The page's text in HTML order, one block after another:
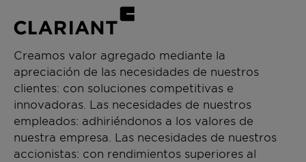
Creamos valor agregado mediante la
apreciación de las necesidades de nuestros
clientes: con soluciones competitivas e
innovadoras. Las necesidades de nuestros
empleados: adhiriéndonos a los valores de
nuestra empresa. Las necesidades de nuestros
accionistas: con rendimientos superiores al